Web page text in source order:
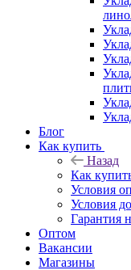
Блог
Как купить
Назад
Как
Условия
Условия
Гарантия
Оптом
Вакансии
Магазины